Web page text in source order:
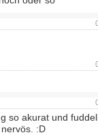
so akurat und
:D